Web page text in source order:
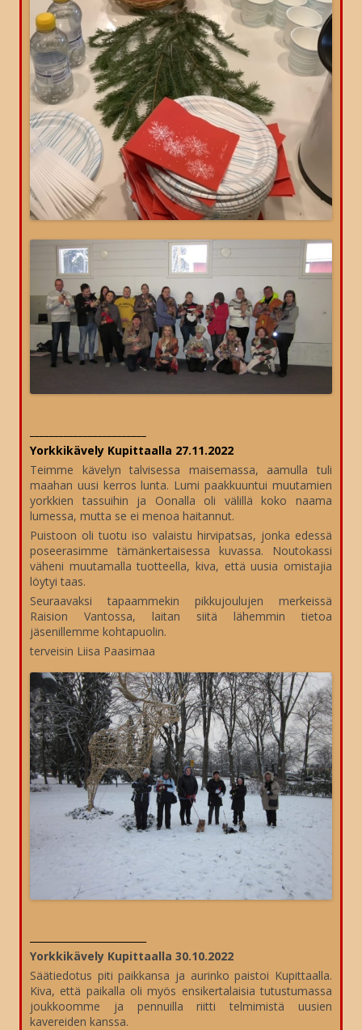
Yorkkikävely Kupittaalla 27.11.2022
Teimme kävelyn talvisessa maisemassa, aamulla tuli
maahan uusi kerros lunta. Lumi paakkuuntui muutamien
yorkkien tassuihin ja Oonalla oli välillä koko naama
lumessa, mutta se ei menoa haitannut.
Puistoon oli tuotu iso valaistu hirvipatsas, jonka edessä
poseerasimme tämänkertaisessa kuvassa. Noutokassi
väheni muutamalla tuotteella, kiva, että uusia omistajia
löytyi taas.
Seuraavaksi tapaammekin pikkujoulujen merkeissä
Raision Vantossa, laitan siitä lähemmin tietoa
jäsenillemme kohtapuolin.
terveisin Liisa Paasimaa
Yorkkikävely Kupittaalla 30.10.2022
Säätiedotus piti paikkansa ja aurinko paistoi Kupittaalla.
Kiva, että paikalla oli myös ensikertalaisia tutustumassa
joukkoomme ja pennuilla riitti telmimistä uusien
kavereiden kanssa.